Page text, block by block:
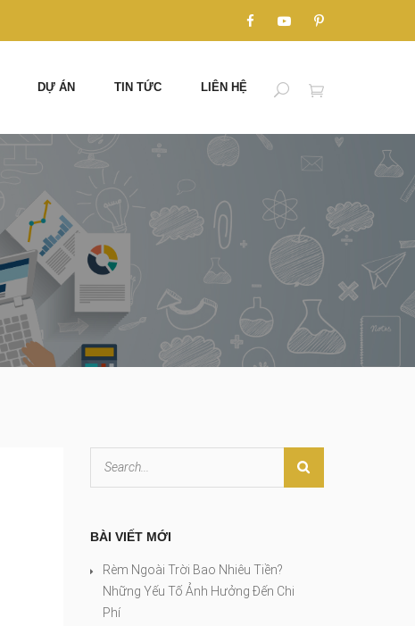
DỰ ÁN TIN TỨC LIÊN HỆ
BÀI VIẾT MỚI
Rèm Ngoài Trời Bao Nhiêu Tiền?
Những Yếu Tố Ảnh Hưởng Đến Chi
Phí